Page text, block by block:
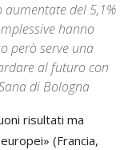
del 5,1%
hanno
però serve una
al futuro con
di Bologna
risultati ma
(Francia,